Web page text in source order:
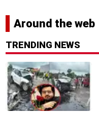
Around the web
TRENDING NEWS